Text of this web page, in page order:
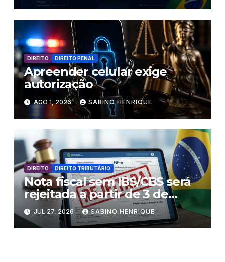
DIREITO DIREITO PENAL
Apreender celular exige
autorização
AGO 1, 2026 SABINO HENRIQUE
DIREITO DIREITO TRIBUTÁRIO
Nota fiscal sem IBS/CBS será
rejeitada a partir de 3 de
agosto
JUL 27, 2026 SABINO HENRIQUE